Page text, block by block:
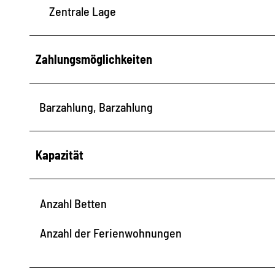
Zentrale Lage
Zahlungsmöglichkeiten
Barzahlung, Barzahlung
Kapazität
Anzahl Betten
Anzahl der Ferienwohnungen